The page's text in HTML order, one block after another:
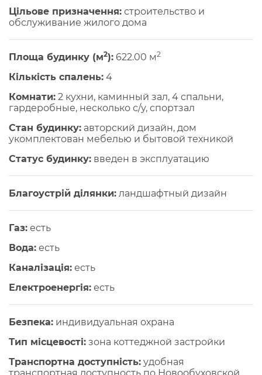
Цільове призначення: строительство и
обслуживание жилого дома
Площа будинку (м2): 622.00 м2
Кількість спалень: 4
Комнати: 2 кухни, каминный зал, 4 спальни,
гардеробные, несколько с/у, спортзал
Стан будинку: авторский дизайн, дом
укомплектован мебелью и бытовой техникой
Статус будинку: введен в эксплуатацию
Благоустрій ділянки: ландшафтный дизайн
Газ: есть
Вода: есть
Каналізація: есть
Електроенергія: есть
Безпека: индивидуальная охрана
Тип місцевості: зона коттеджной застройки
Транспортна доступність: удобная